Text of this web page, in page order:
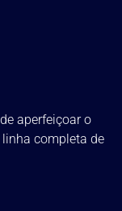
aperfeiçoar o
completa de